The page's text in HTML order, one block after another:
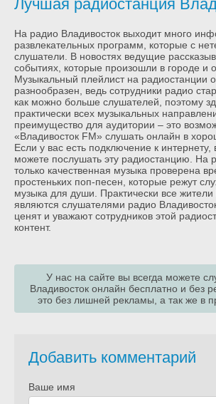
Лучшая радиостанция
На радио Владивосток выходит много
развлекательных программ, которые с
слушатели. В новостях ведущие
событиях, которые произошли в городе и
Музыкальный плейлист на радиостанции
разнообразен, ведь сотрудники радио
как можно больше слушателей, поэтому
практически всех музыкальных
преимущество для аудитории – это
«Владивосток FM» слушать онлайн в
Если у вас есть подключение к
можете послушать эту радиостанцию. На
только качественная музыка проверена
простеньких поп-песен, которые режут
музыка для души. Практически все
являются слушателями радио
ценят и уважают сотрудников этой
контент.
У нас на сайте вы всегда можете
Владивосток онлайн бесплатно и без
это без лишней рекламы, а так же в
Добавить комментарий
Ваше имя